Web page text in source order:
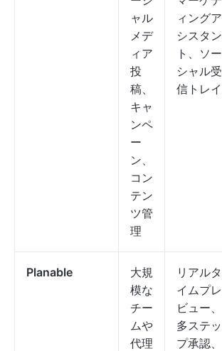
ャル
メデ
ィア
投
稿、
キャ
ンペ
ー
ン、
コン
テン
ツ管
理
ィングア
シスタン
ト、ソー
シャル受
信トレイ
Planable
大規
模な
チー
ムや
代理
リアルタ
イムプレ
ビュー、
多ステッ
プ承認、